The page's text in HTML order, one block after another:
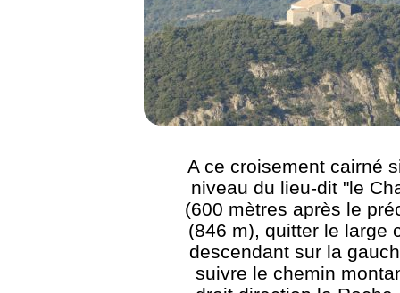
A ce croisement cairné
niveau du lieu-dit "le
(600 mètres après le
(846 m), quitter le large
descendant sur la
suivre le chemin